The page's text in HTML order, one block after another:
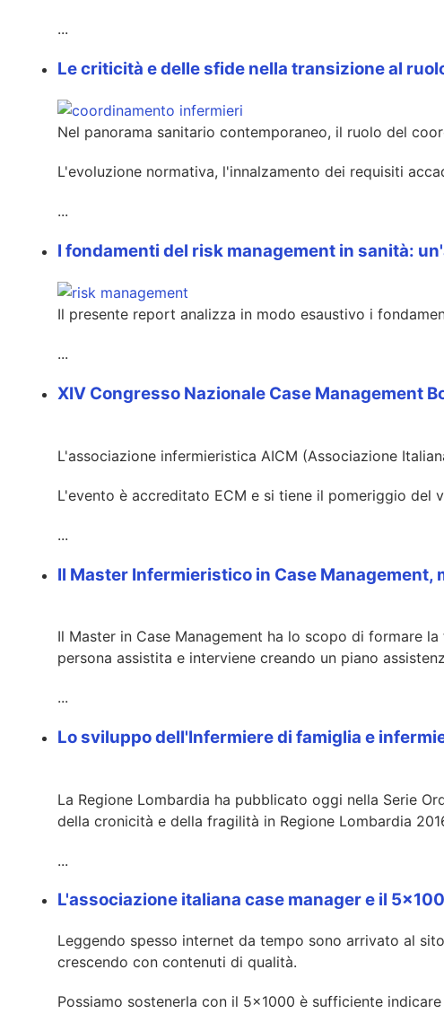
...
Le criticità e delle sfide nella transizione al
Nel panorama sanitario contemporaneo, il ruolo del
L'evoluzione normativa, l'innalzamento dei requisiti
...
I fondamenti del risk management in sanità:
Il presente report analizza in modo esaustivo i
...
XIV Congresso Nazionale Case Management
L'associazione infermieristica AICM (Associazione
L'evento è accreditato ECM e si tiene il pomeriggio del
...
Il Master Infermieristico in Case Management,
Il Master in Case Management ha lo scopo di formare
persona assistita e interviene creando un piano
...
Lo sviluppo dell'Infermiere di famiglia e
La Regione Lombardia ha pubblicato oggi nella Serie
della cronicità e della fragilità in Regione Lombardia
...
L'associazione italiana case manager e il
Leggendo spesso internet da tempo sono arrivato al
crescendo con contenuti di qualità.
Possiamo sostenerla con il 5x1000 è sufficiente